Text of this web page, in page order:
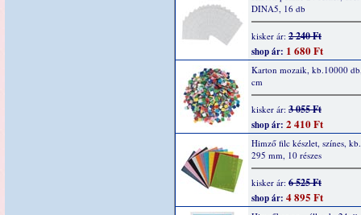
DINA5, 16 db
kisker ár: 2 240 Ft
shop ár: 1 680 Ft
Karton mozaik, kb.10000
cm
kisker ár: 3 055 Ft
shop ár: 2 410 Ft
Himző filc készlet, színes,
295 mm, 10 részes
kisker ár: 6 525 Ft
shop ár: 4 895 Ft